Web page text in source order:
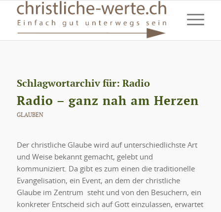
Schlagwortarchiv für: Radio
Radio – ganz nah am Herzen
GLAUBEN
Der christliche Glaube wird auf unterschiedlichste Art
und Weise bekannt gemacht, gelebt und
kommuniziert. Da gibt es zum einen die traditionelle
Evangelisation, ein Event, an dem der christliche
Glaube im Zentrum steht und von den Besuchern, ein
konkreter Entscheid sich auf Gott einzulassen, erwartet